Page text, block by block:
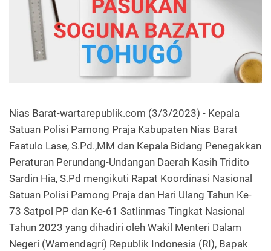
Nias Barat-wartarepublik.com (3/3/2023) - Kepala
Satuan Polisi Pamong Praja Kabupaten Nias Barat
Faatulo Lase, S.Pd.,MM dan Kepala Bidang Penegakkan
Peraturan Perundang-Undangan Daerah Kasih Tridito
Sardin Hia, S.Pd mengikuti Rapat Koordinasi Nasional
Satuan Polisi Pamong Praja dan Hari Ulang Tahun Ke-
73 Satpol PP dan Ke-61 Satlinmas Tingkat Nasional
Tahun 2023 yang dihadiri oleh Wakil Menteri Dalam
Negeri (Wamendagri) Republik Indonesia (RI), Bapak